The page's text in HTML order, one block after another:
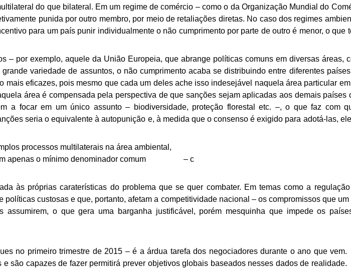
do que bilateral. Em um regime de comércio – como o da Organização Mundial do
punida por outro membro, por meio de retaliações diretas. No caso dos regimes
para um país punir individualmente o não cumprimento por parte de outro é menor, o que
– porexemplo, aquele da União Europeia, que abrange políticas comuns em diversasáreas,
variedade de assuntos, o não cumprimento acaba se distribuindo entre diferentes
mais eficazes, pois mesmo quecada um deles ache isso indesejável naquela área particular
área é compensada pela perspectiva de que sanções sejam aplicadas aos demais países
a focar em um único assunto – biodiversidade, proteção florestal etc. –, o quefaz com
seria o equivalente à autopunição e, à medida que o consenso é exigido para adotá-las,
processos multilaterais na área ambiental,
apenas o mínimodenominador comum
– c
às próprias caraterísticas do problema que se quer combater. Em temas como a
políticas custosas e que, portanto, afetam a competitividade nacional – oscompromissos que um
assumirem, o que gera uma barganha justificável, porém mesquinha queimpede os
no primeiro trimestre de 2015 – é a árdua tarefa dos negociadores durante o ano que vem.
e são capazesde fazer permitirá prever objetivos globais baseados nesses dados de realidade.